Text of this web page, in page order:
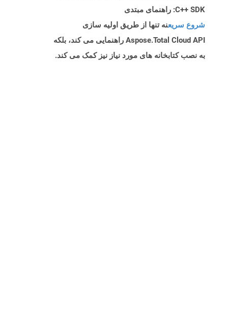
C++ SDK: راهنمای مبتدی
شروع سریعنه تنها از طریق اولیه سازی
Aspose.Total Cloud API راهنمایی می کند، بلکه
به نصب کتابخانه های مورد نیاز نیز کمک می کند.